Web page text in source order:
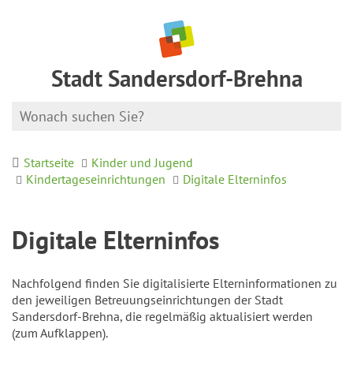
Stadt Sandersdorf-Brehna
Startseite
Kinder und Jugend
Kindertageseinrichtungen
Digitale Elterninfos
Digitale Elterninfos
Nachfolgend finden Sie digitalisierte Elterninformationen zu
den jeweiligen Betreuungseinrichtungen der Stadt
Sandersdorf-Brehna, die regelmäßig aktualisiert werden
(zum Aufklappen).